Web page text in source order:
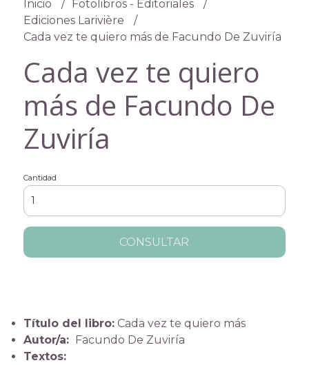
Inicio
Fotolibros - Editoriales
Ediciones Larivière
Cada vez te quiero más de Facundo De Zuviría
Cada vez te quiero
más de Facundo De
Zuviría
Cantidad
CONSULTAR
Título del libro:Cada vez te quiero más
Autor/a: Facundo De Zuviría
Textos: